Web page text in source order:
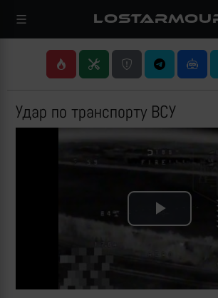
Удар по транспорту ВСУ
Play
Video